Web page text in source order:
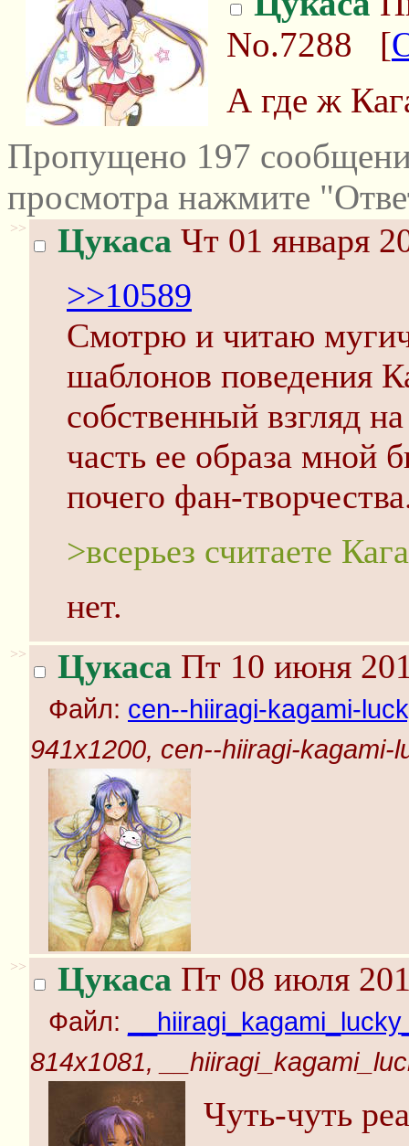
No.7288 [
А где ж
Пропущено 197
просмотра нажмите
>> Цукаса Чт 01 января
>>10589
Смотрю и читаю
шаблонов поведения
собственный взгляд
часть ее образа мной
почего фан-
>всерьез считаете
нет.
>> Цукаса Пт 10 июня
Файл: cen--hiiragi-kagami-
941x1200, cen--hiiragi-
>> Цукаса Пт 08 июля
Файл:
814x1081,
Чуть-чуть